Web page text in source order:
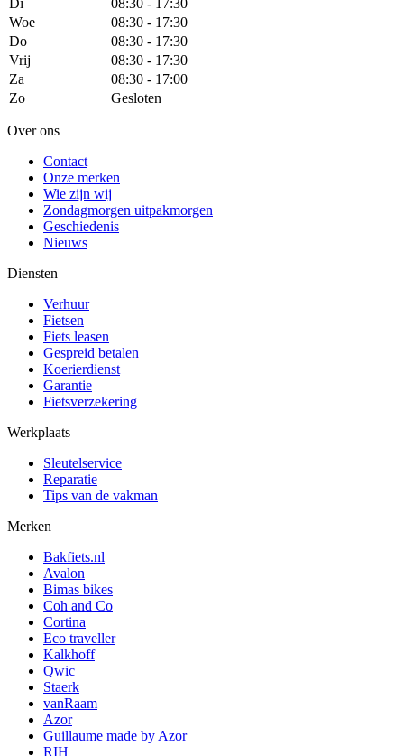
Woe
08:30 - 17:30
Do
08:30 - 17:30
Vrij
08:30 - 17:30
Za
08:30 - 17:00
Zo
Gesloten
Over ons
Contact
Onze merken
Wie zijn wij
Zondagmorgen uitpakmorgen
Geschiedenis
Nieuws
Diensten
Verhuur
Fietsen
Fiets leasen
Gespreid betalen
Koerierdienst
Garantie
Fietsverzekering
Werkplaats
Sleutelservice
Reparatie
Tips van de vakman
Merken
Bakfiets.nl
Avalon
Bimas bikes
Coh and Co
Cortina
Eco traveller
Kalkhoff
Qwic
Staerk
vanRaam
Azor
Guillaume made by Azor
RIH